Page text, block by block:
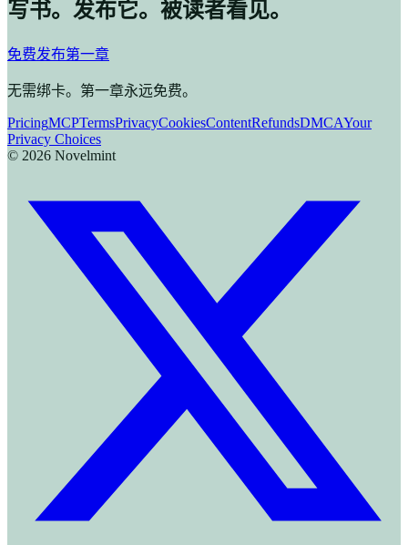
写书。发布它。被读者看见。
免费发布第一章
无需绑卡。第一章永远免费。
PricingMCPTermsPrivacyCookiesContentRefundsDMCAYour
Privacy Choices
© 2026 Novelmint